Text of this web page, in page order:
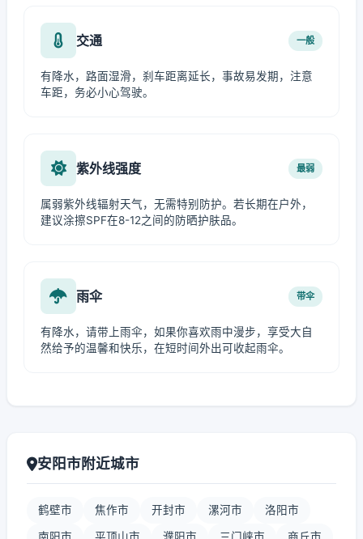
交通 一般
有降水，路面湿滑，刹车距离延长，事故易发期，注意
车距，务必小心驾驶。
紫外线强度 最弱
属弱紫外线辐射天气，无需特别防护。若长期在户外，
建议涂擦SPF在8-12之间的防晒护肤品。
雨伞 带伞
有降水，请带上雨伞，如果你喜欢雨中漫步，享受大自
然给予的温馨和快乐，在短时间外出可收起雨伞。
安阳市附近城市
鹤壁市 焦作市 开封市 漯河市 洛阳市